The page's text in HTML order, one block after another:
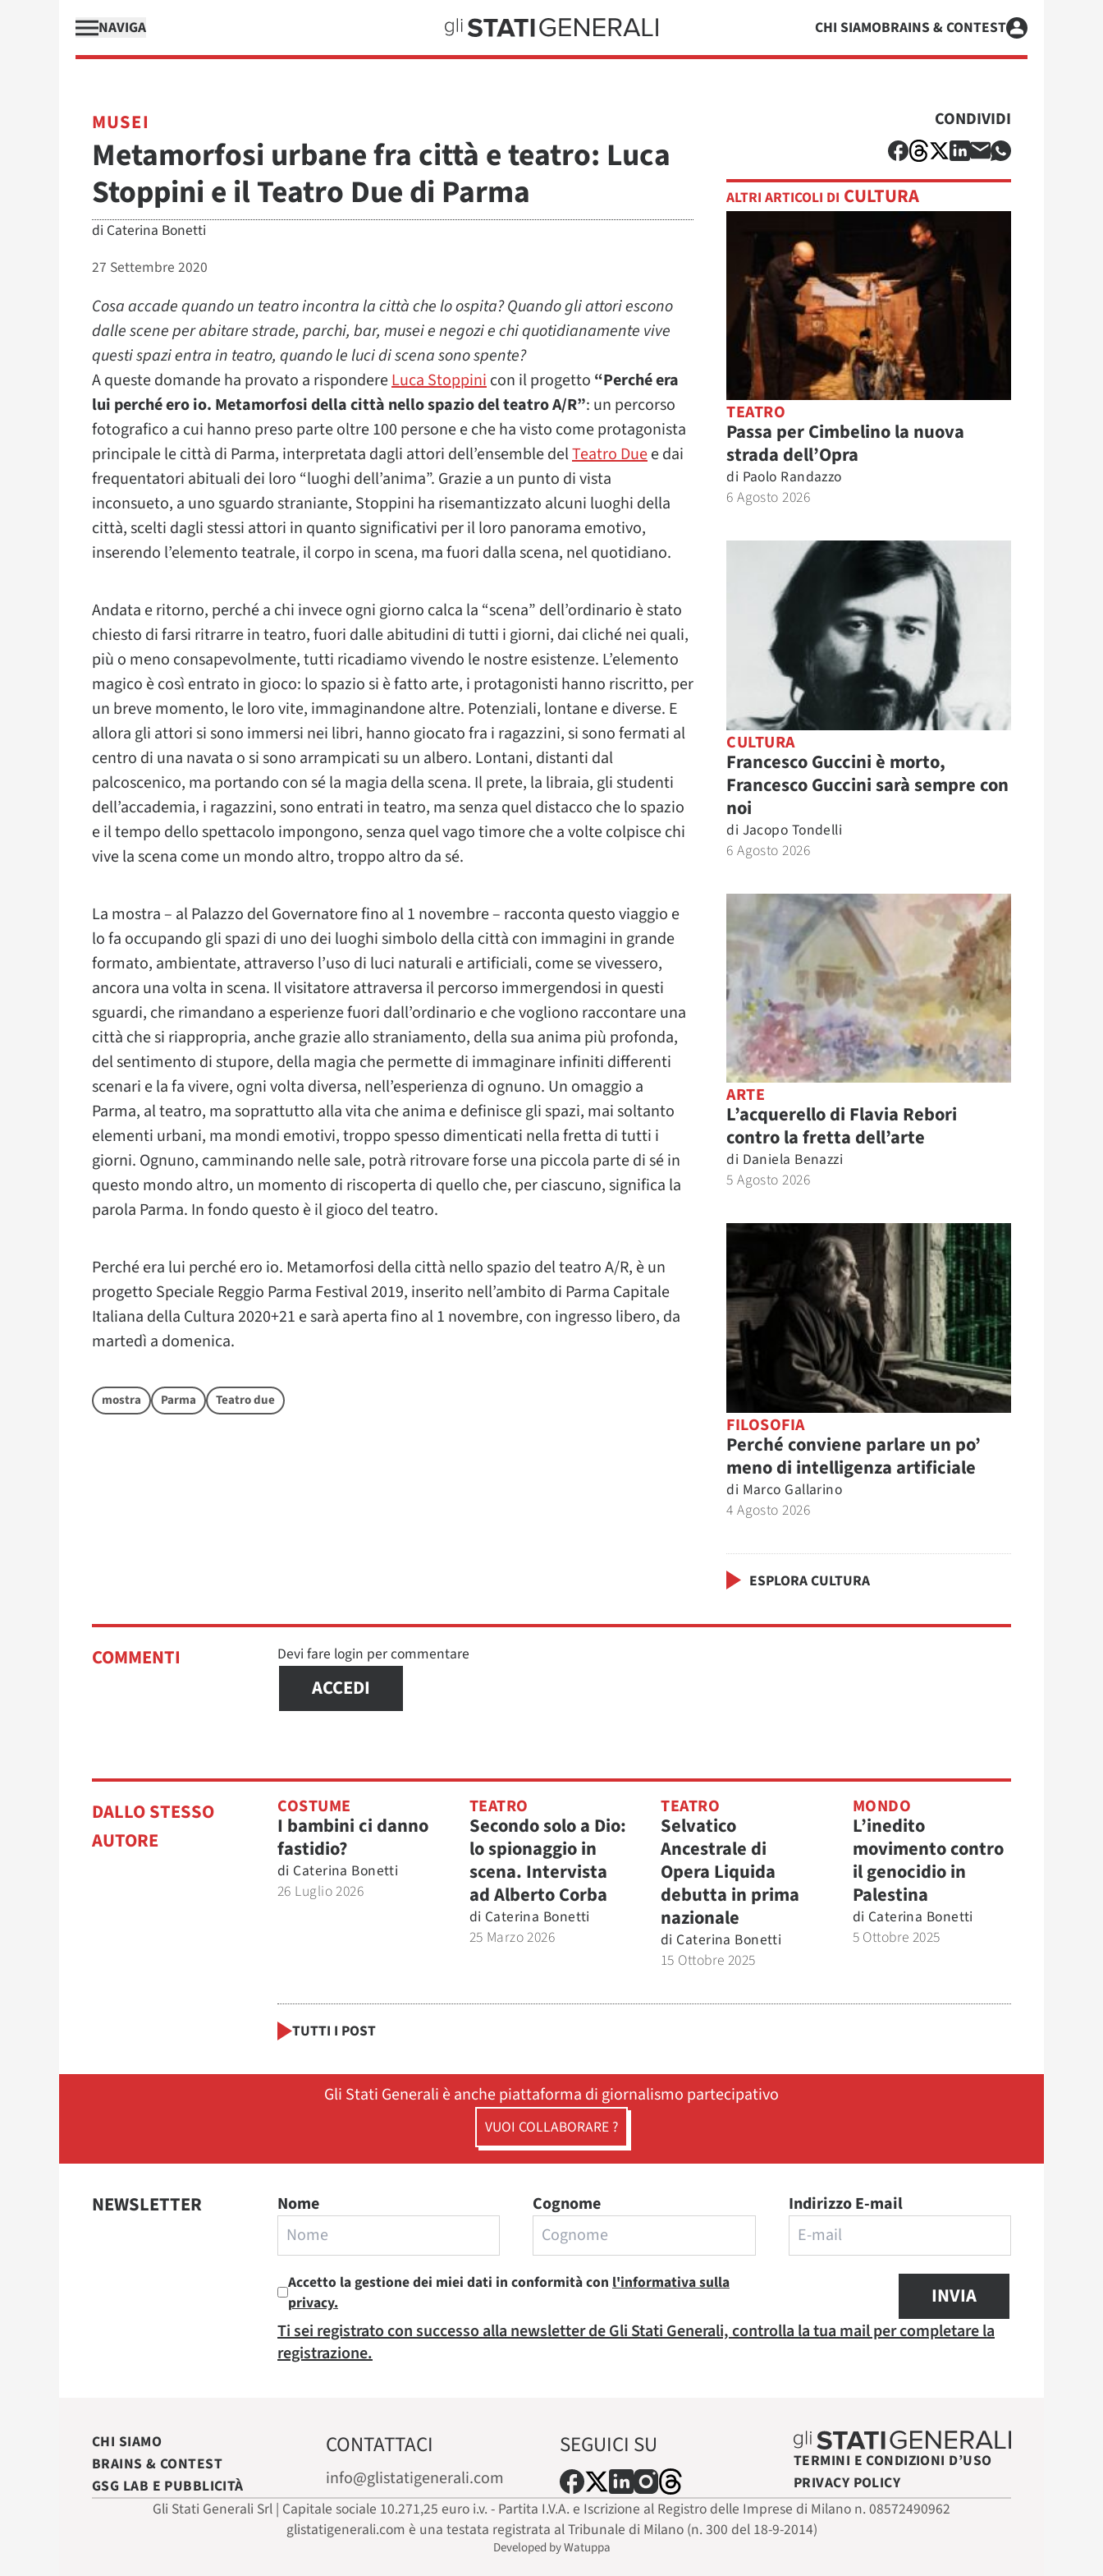
NAVIGA CHI SIAMOBRAINS & CONTEST
MUSEI
Metamorfosi urbane fra città e teatro: Luca
Stoppini e il Teatro Due di Parma
di Caterina Bonetti
27 Settembre 2020
Cosa accade quando un teatro incontra la città che lo ospita? Quando gli attori escono
dalle scene per abitare strade, parchi, bar, musei e negozi e chi quotidianamente vive
questi spazi entra in teatro, quando le luci di scena sono spente?
A queste domande ha provato a rispondereLuca Stoppinicon il progetto “Perché era
lui perché ero io. Metamorfosi della città nello spazio del teatro A/R”: un percorso
fotografico a cui hanno preso parte oltre 100 persone e che ha visto come protagonista
principale le città di Parma, interpretata dagli attori dell’ensemble delTeatro Duee dai
frequentatori abituali dei loro “luoghi dell’anima”. Grazie a un punto di vista
inconsueto, a uno sguardo straniante, Stoppini ha risemantizzato alcuni luoghi della
città, scelti dagli stessi attori in quanto significativi per il loro panorama emotivo,
inserendo l’elemento teatrale, il corpo in scena, ma fuori dalla scena, nel quotidiano.
Andata e ritorno, perché a chi invece ogni giorno calca la “scena” dell’ordinario è stato
chiesto di farsi ritrarre in teatro, fuori dalle abitudini di tutti i giorni, dai cliché nei quali,
più o meno consapevolmente, tutti ricadiamo vivendo le nostre esistenze. L’elemento
magico è così entrato in gioco: lo spazio si è fatto arte, i protagonisti hanno riscritto, per
un breve momento, le loro vite, immaginandone altre. Potenziali, lontane e diverse. E
allora gli attori si sono immersi nei libri, hanno giocato fra i ragazzini, si sono fermati al
centro di una navata o si sono arrampicati su un albero. Lontani, distanti dal
palcoscenico, ma portando con sé la magia della scena. Il prete, la libraia, gli studenti
dell’accademia, i ragazzini, sono entrati in teatro, ma senza quel distacco che lo spazio
e il tempo dello spettacolo impongono, senza quel vago timore che a volte colpisce chi
vive la scena come un mondo altro, troppo altro da sé.
La mostra – al Palazzo del Governatore fino al 1 novembre – racconta questo viaggio e
lo fa occupando gli spazi di uno dei luoghi simbolo della città con immagini in grande
formato, ambientate, attraverso l’uso di luci naturali e artificiali, come se vivessero,
ancora una volta in scena. Il visitatore attraversa il percorso immergendosi in questi
sguardi, che rimandano a esperienze fuori dall’ordinario e che vogliono raccontare una
città che si riappropria, anche grazie allo straniamento, della sua anima più profonda,
del sentimento di stupore, della magia che permette di immaginare infiniti differenti
scenari e la fa vivere, ogni volta diversa, nell’esperienza di ognuno. Un omaggio a
Parma, al teatro, ma soprattutto alla vita che anima e definisce gli spazi, mai soltanto
elementi urbani, ma mondi emotivi, troppo spesso dimenticati nella fretta di tutti i
giorni. Ognuno, camminando nelle sale, potrà ritrovare forse una piccola parte di sé in
questo mondo altro, un momento di riscoperta di quello che, per ciascuno, significa la
parola Parma. In fondo questo è il gioco del teatro.
Perché era lui perché ero io. Metamorfosi della città nello spazio del teatro A/R, è un
progetto Speciale Reggio Parma Festival 2019, inserito nell’ambito di Parma Capitale
Italiana della Cultura 2020+21 e sarà aperta fino al 1 novembre, con ingresso libero, da
martedì a domenica.
mostra Parma Teatro due
CONDIVIDI
ALTRI ARTICOLI DI CULTURA
TEATRO
Passa per Cimbelino la nuova
strada dell’Opra
di Paolo Randazzo
6 Agosto 2026
CULTURA
Francesco Guccini è morto,
Francesco Guccini sarà sempre con
noi
di Jacopo Tondelli
6 Agosto 2026
ARTE
L’acquerello di Flavia Rebori
contro la fretta dell’arte
di Daniela Benazzi
5 Agosto 2026
FILOSOFIA
Perché conviene parlare un po’
meno di intelligenza artificiale
di Marco Gallarino
4 Agosto 2026
ESPLORA CULTURA
COMMENTI Devi fare login per commentare
ACCEDI
DALLO STESSO
AUTORE
COSTUME
I bambini ci danno
fastidio?
di Caterina Bonetti
26 Luglio 2026
TEATRO
Secondo solo a Dio:
lo spionaggio in
scena. Intervista
ad Alberto Corba
di Caterina Bonetti
25 Marzo 2026
TEATRO
Selvatico
Ancestrale di
Opera Liquida
debutta in prima
nazionale
di Caterina Bonetti
15 Ottobre 2025
MONDO
L’inedito
movimento contro
il genocidio in
Palestina
di Caterina Bonetti
5 Ottobre 2025
TUTTI I POST
Gli Stati Generali è anche piattaforma di giornalismo partecipativo
VUOI COLLABORARE ?
NEWSLETTER Nome Cognome Indirizzo E-mail
Accetto la gestione dei miei dati in conformità con l'informativa sulla
privacy.
INVIA
Ti sei registrato con successo alla newsletter de Gli Stati Generali, controlla la tua mail per completare la
registrazione.
CHI SIAMO
BRAINS & CONTEST
GSG LAB E PUBBLICITÀ
CONTATTACI
info@glistatigenerali.com
SEGUICI SU
TERMINI E CONDIZIONI D’USO
PRIVACY POLICY
Gli Stati Generali Srl | Capitale sociale 10.271,25 euro i.v. - Partita I.V.A. e Iscrizione al Registro delle Imprese di Milano n. 08572490962
glistatigenerali.com è una testata registrata al Tribunale di Milano (n. 300 del 18-9-2014)
Developed by Watuppa